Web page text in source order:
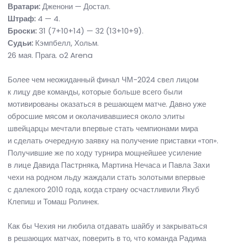
Вратари:Дженони — Достал.
Штраф: 4 — 4.
Броски: 31 (7+10+14) — 32 (13+10+9).
Судьи: Кэмпбелл, Хольм.
26 мая. Прага. o2 Arena
Более чем неожиданный финал ЧМ-2024 свел лицом
к лицу две команды, которые больше всего были
мотивированы оказаться в решающем матче. Давно уже
обросшие мясом и околачивавшиеся около элиты
швейцарцы мечтали впервые стать чемпионами мира
и сделать очередную заявку на получение приставки «топ».
Получившие же по ходу турнира мощнейшее усиление
в лице Давида Пастрняка, Мартина Нечаса и Павла Захи
чехи на родном льду жаждали стать золотыми впервые
с далекого 2010 года, когда страну осчастливили Якуб
Клепиш и Томаш Ролинек.
Как бы Чехия ни любила отдавать шайбу и закрываться
в решающих матчах, поверить в то, что команда Радима